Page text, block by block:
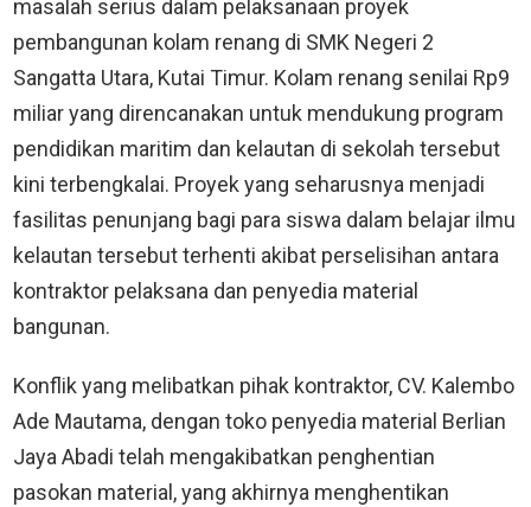
masalah serius dalam pelaksanaan proyek
pembangunan kolam renang di SMK Negeri 2
Sangatta Utara, Kutai Timur. Kolam renang senilai Rp9
miliar yang direncanakan untuk mendukung program
pendidikan maritim dan kelautan di sekolah tersebut
kini terbengkalai. Proyek yang seharusnya menjadi
fasilitas penunjang bagi para siswa dalam belajar ilmu
kelautan tersebut terhenti akibat perselisihan antara
kontraktor pelaksana dan penyedia material
bangunan.
Konflik yang melibatkan pihak kontraktor, CV. Kalembo
Ade Mautama, dengan toko penyedia material Berlian
Jaya Abadi telah mengakibatkan penghentian
pasokan material, yang akhirnya menghentikan